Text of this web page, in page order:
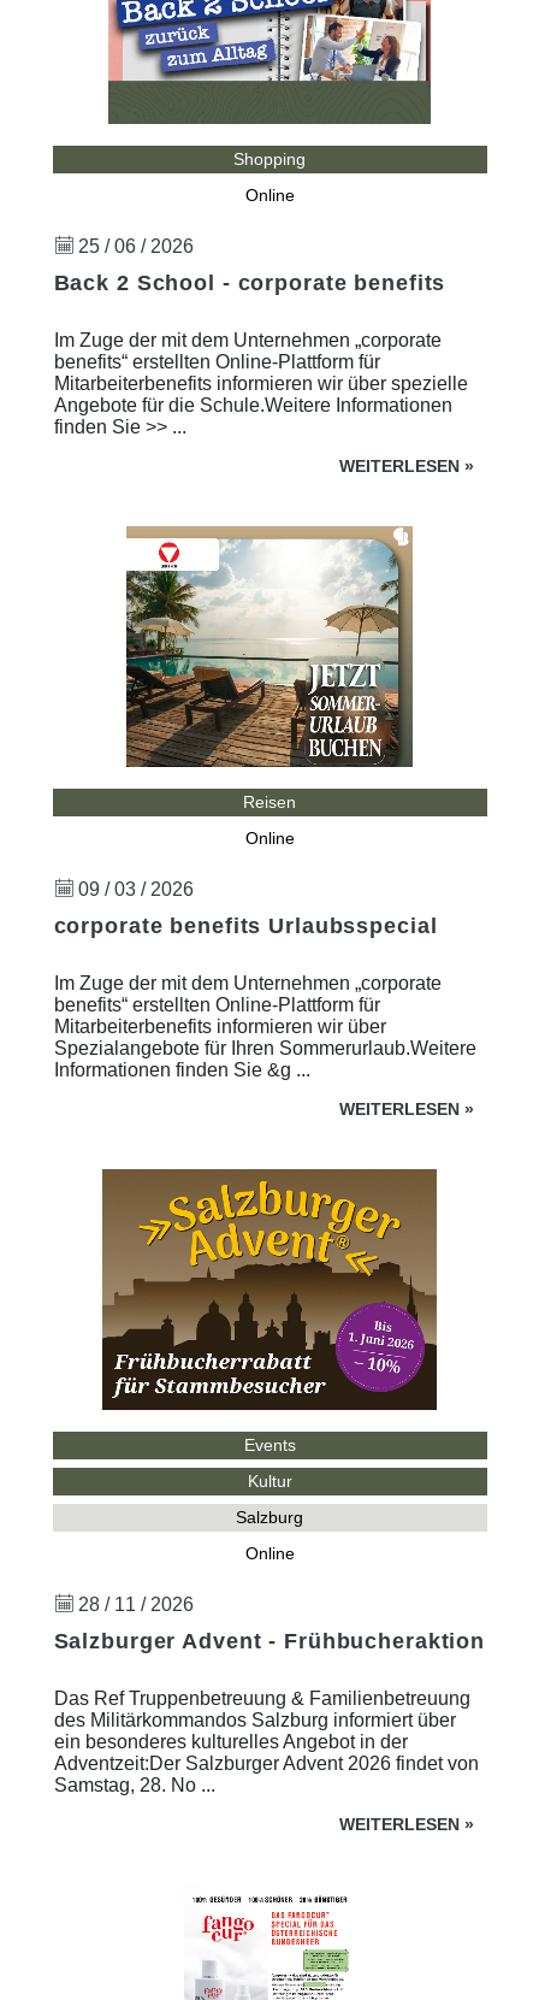
Shopping
Online
25 / 06 / 2026
Back 2 School - corporate benefits
Im Zuge der mit dem Unternehmen „corporate
benefits“ erstellten Online-Plattform für
Mitarbeiterbenefits informieren wir über spezielle
Angebote für die Schule.Weitere Informationen
finden Sie >> ...
WEITERLESEN »
Reisen
Online
09 / 03 / 2026
corporate benefits Urlaubsspecial
Im Zuge der mit dem Unternehmen „corporate
benefits“ erstellten Online-Plattform für
Mitarbeiterbenefits informieren wir über
Spezialangebote für Ihren Sommerurlaub.Weitere
Informationen finden Sie &g ...
WEITERLESEN »
Events
Kultur
Salzburg
Online
28 / 11 / 2026
Salzburger Advent - Frühbucheraktion
Das Ref Truppenbetreuung & Familienbetreuung
des Militärkommandos Salzburg informiert über
ein besonderes kulturelles Angebot in der
Adventzeit:Der Salzburger Advent 2026 findet von
Samstag, 28. No ...
WEITERLESEN »